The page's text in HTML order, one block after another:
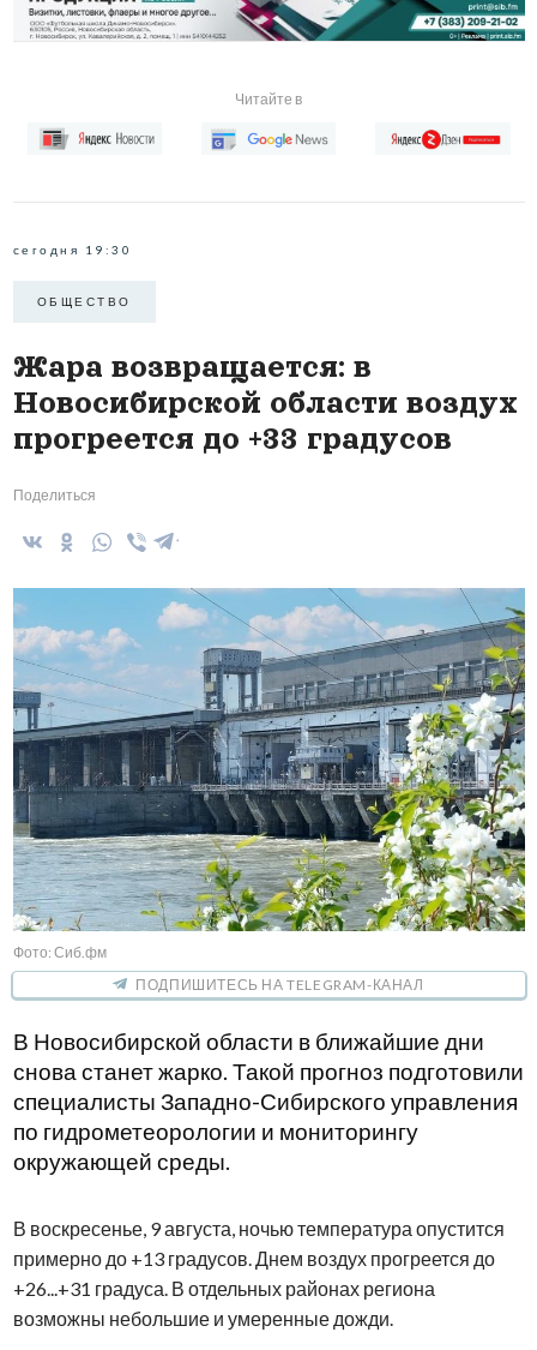
Читайте в
сегодня 19:30
ОБЩЕСТВО
Жара возвращается: в
Новосибирской области воздух
прогреется до +33 градусов
Поделиться
Фото: Сиб.фм
ПОДПИШИТЕСЬ НА TELEGRAM-КАНАЛ
В Новосибирской области в ближайшие дни
снова станет жарко. Такой прогноз подготовили
специалисты Западно-Сибирского управления
по гидрометеорологии и мониторингу
окружающей среды.
В воскресенье, 9 августа, ночью температура опустится
примерно до +13 градусов. Днем воздух прогреется до
+26...+31 градуса. В отдельных районах региона
возможны небольшие и умеренные дожди.